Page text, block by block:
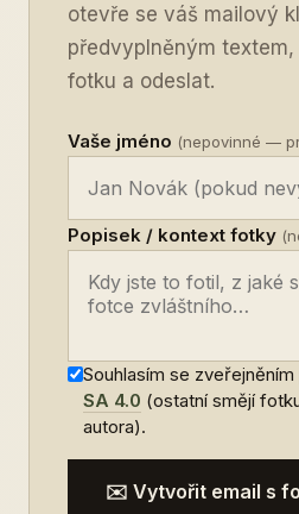
otevře se váš mailový
předvyplněným
fotku a odeslat.
Vaše jméno (nepovinné —
Popisek / kontext fotky
Souhlasím se
SA 4.0 (ostatní smějí
autora).
✉️ Vytvořit email s